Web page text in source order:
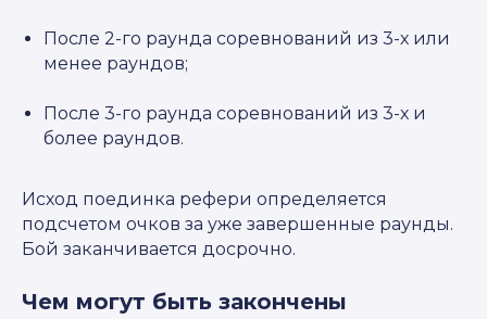
После 2-го раунда соревнований из 3-х или
менее раундов;
После 3-го раунда соревнований из 3-х и
более раундов.
Исход поединка рефери определяется
подсчетом очков за уже завершенные раунды.
Бой заканчивается досрочно.
Чем могут быть закончены